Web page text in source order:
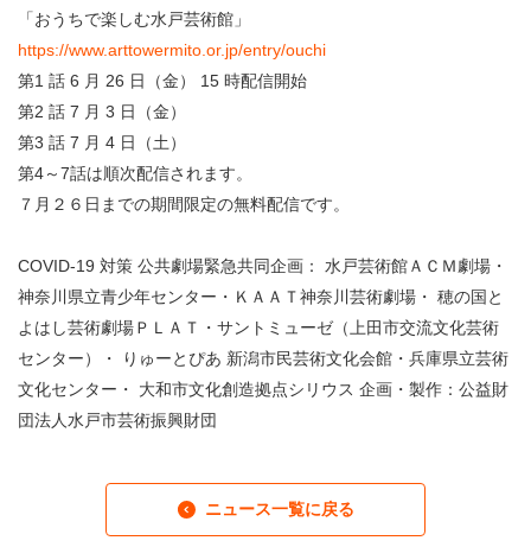
「おうちで楽しむ水戸芸術館」
https://www.arttowermito.or.jp/entry/ouchi
第1 話 6 月 26 日（金） 15 時配信開始
第2 話 7 月 3 日（金）
第3 話 7 月 4 日（土）
第4～7話は順次配信されます。
７月２６日までの期間限定の無料配信です。
COVID-19 対策 公共劇場緊急共同企画： 水戸芸術館ＡＣＭ劇場・
神奈川県立青少年センター・ＫＡＡＴ神奈川芸術劇場・ 穂の国と
よはし芸術劇場ＰＬＡＴ・サントミューゼ（上田市交流文化芸術
センター）・ りゅーとぴあ 新潟市民芸術文化会館・兵庫県立芸術
文化センター・ 大和市文化創造拠点シリウス 企画・製作：公益財
団法人水戸市芸術振興財団
ニュース一覧に戻る